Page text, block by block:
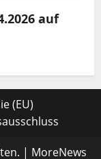
auf
(EU)
| MoreNews